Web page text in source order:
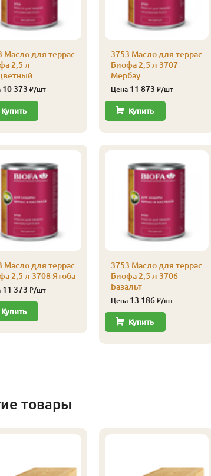
Масло для террас
2,5 л
10 373 ₽/шт
Купить
Масло для террас
2,5 л 3708 Ятоба
11 373 ₽/шт
Купить
3753 Масло для террас
Биофа 2,5 л 3707
Мербау
Цена 11 873 ₽/шт
Купить
3753 Масло для террас
Биофа 2,5 л 3706
Базальт
Цена 13 186₽/шт
Купить
товары